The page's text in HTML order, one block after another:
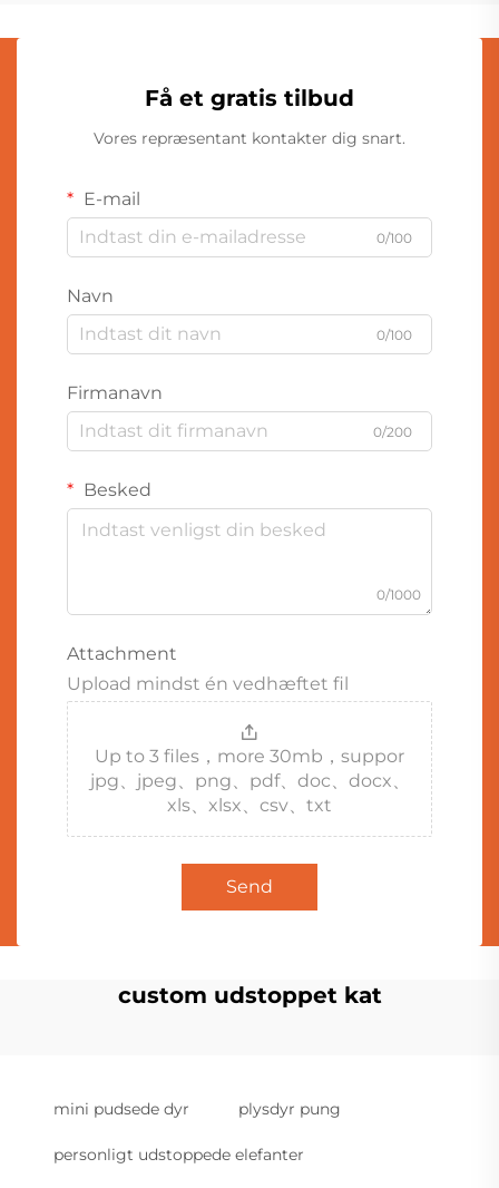
Få et gratis tilbud
Vores repræsentant kontakter dig snart.
E-mail
0/100
Navn
0/100
Firmanavn
0/200
Besked
0/1000
Attachment
Upload mindst én vedhæftet fil
Up to 3 files，more 30mb，suppor
jpg、jpeg、png、pdf、doc、docx、
xls、xlsx、csv、txt
Send
custom udstoppet kat
mini pudsede dyr plysdyr pung
personligt udstoppede elefanter